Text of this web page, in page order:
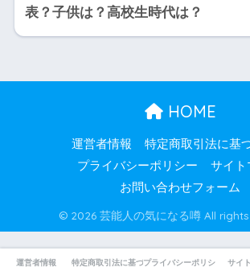
表？子供は？高校生時代は？
HOME
運営者情報
特定商取引法に基
プライバシーポリシー
サイト
お問い合わせフォーム
© 2026 芸能人の気になる噂 All
運営者情報 特定商取引法に基づく表記プライバシーポリシー サイ